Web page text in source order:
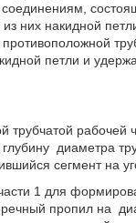
из них накидной
петли и
трубчатой рабочей
диаметра
сегмент на
1 для
пропил на